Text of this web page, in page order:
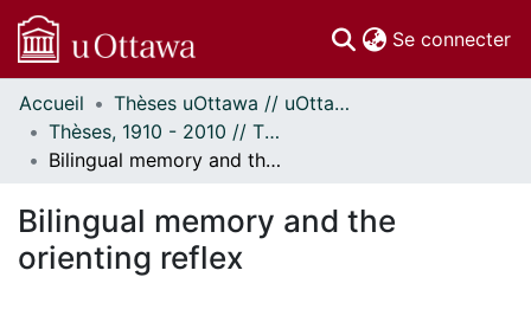
Se connecter
Communautés
et collections
Parcourir
À propos
Accueil
Thèses uOttawa // uOttawa Theses
Thèses, 1910 - 2010 // Theses, 1910 - 2010
Bilingual memory and the orienting reflex
Bilingual memory and the
orienting reflex